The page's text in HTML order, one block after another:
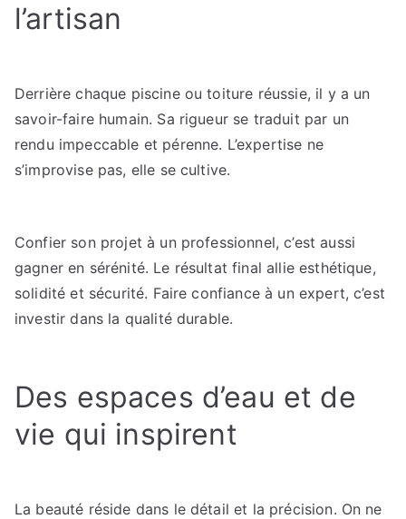
l’artisan
Derrière chaque piscine ou toiture réussie, il y a un
savoir-faire humain. Sa rigueur se traduit par un
rendu impeccable et pérenne. L’expertise ne
s’improvise pas, elle se cultive.
Confier son projet à un professionnel, c’est aussi
gagner en sérénité. Le résultat final allie esthétique,
solidité et sécurité. Faire confiance à un expert, c’est
investir dans la qualité durable.
Des espaces d’eau et de
vie qui inspirent
La beauté réside dans le détail et la précision. On ne